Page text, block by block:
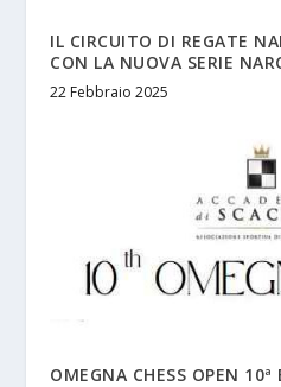
IL CIRCUITO DI REGATE
CON LA NUOVA SERIE
22 Febbraio 2025
OMEGNA CHESS OPEN 10ª